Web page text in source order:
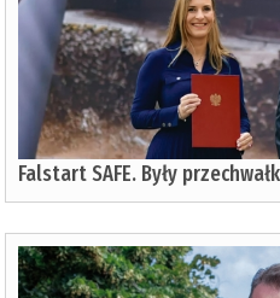
Falstart SAFE. Były